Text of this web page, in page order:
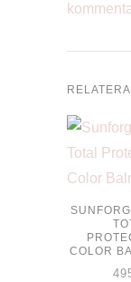
COLOR